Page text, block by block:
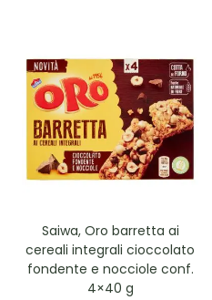
Saiwa, Oro barretta ai
cereali integrali cioccolato
fondente e nocciole conf.
4×40 g